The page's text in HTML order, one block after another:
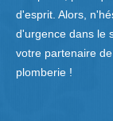
d'esprit. Alors,
d'urgence dans le
votre partenaire
plomberie !